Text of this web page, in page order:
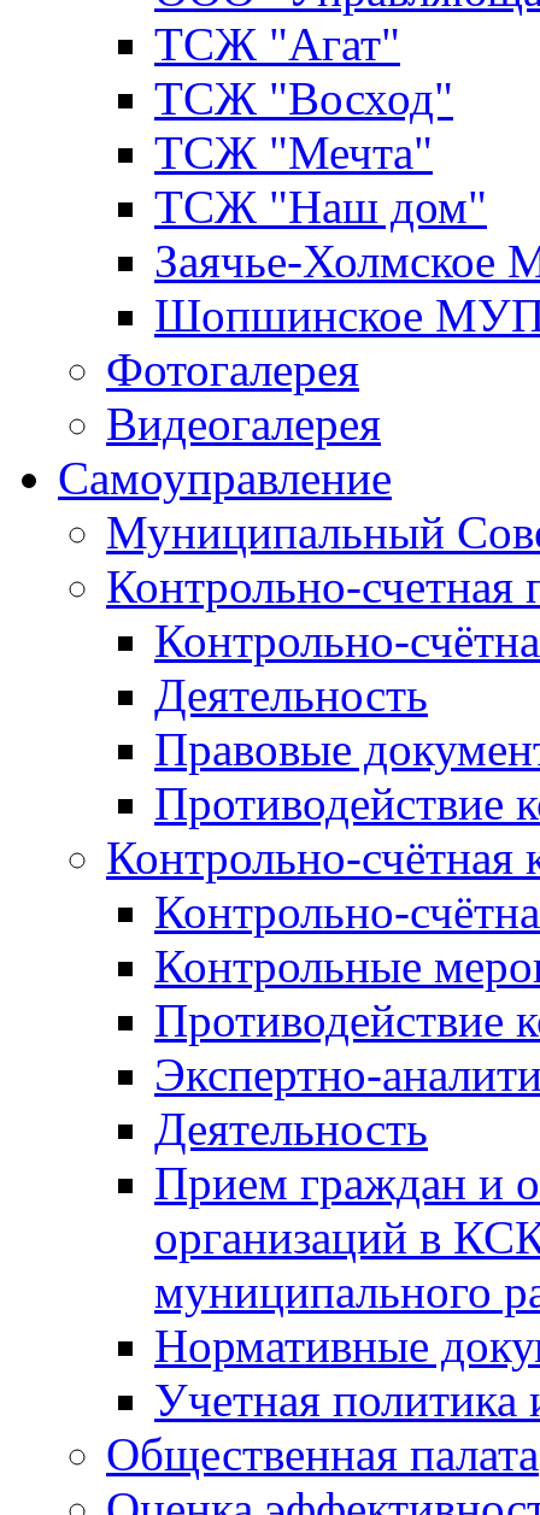
ТСЖ "Агат"
ТСЖ "Восход"
ТСЖ "Мечта"
ТСЖ "Наш дом"
Заячье-
Шопшинское
Фотогалерея
Видеогалерея
Самоуправление
Муниципальный
Контрольно-счетная
Контрольно-
Деятельность
Правовые
Противодействие
Контрольно-счётная
Контрольно-
Контрольные
Противодействие
Экспертно-
Деятельность
Прием граждан и
организаций в
муниципального
Нормативные
Учетная политика
Общественная палата